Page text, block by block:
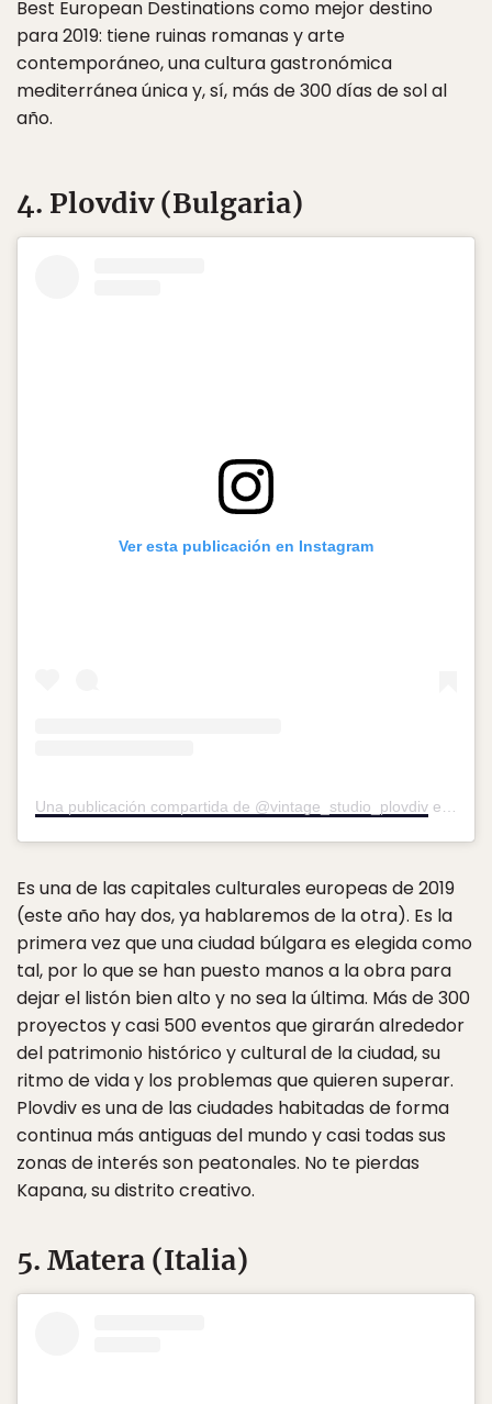
Best European Destinations como mejor destino
para 2019: tiene ruinas romanas y arte
contemporáneo, una cultura gastronómica
mediterránea única y, sí, más de 300 días de sol al
año.
4. Plovdiv (Bulgaria)
Ver esta publicación en Instagram
Una publicación compartida de @vintage_studio_plovdiv el
Es una de las capitales culturales europeas de 2019
(este año hay dos, ya hablaremos de la otra). Es la
primera vez que una ciudad búlgara es elegida como
tal, por lo que se han puesto manos a la obra para
dejar el listón bien alto y no sea la última. Más de 300
proyectos y casi 500 eventos que girarán alrededor
del patrimonio histórico y cultural de la ciudad, su
ritmo de vida y los problemas que quieren superar.
Plovdiv es una de las ciudades habitadas de forma
continua más antiguas del mundo y casi todas sus
zonas de interés son peatonales. No te pierdas
Kapana, su distrito creativo.
5. Matera (Italia)